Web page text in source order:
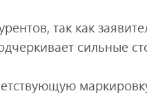
так как
сильные